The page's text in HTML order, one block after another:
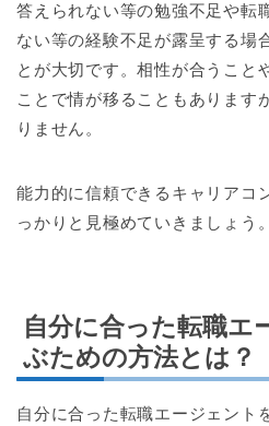
答えられない等の勉強不足や転
ない等の経験不足が露呈する場
とが大切です。相性が合うこと
ことで情が移ることもあります
りません。
能力的に信頼できるキャリアコ
っかりと見極めていきましょう。
自分に合った転職エ
ぶための方法とは？
自分に合った転職エージェント